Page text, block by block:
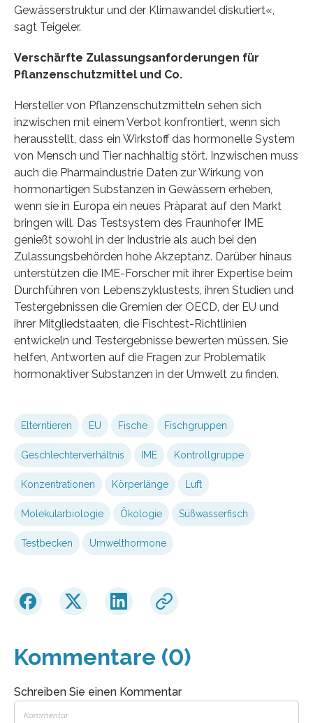
Gewässerstruktur und der Klimawandel diskutiert«,
sagt Teigeler.
Verschärfte Zulassungsanforderungen für
Pflanzenschutzmittel und Co.
Hersteller von Pflanzenschutzmitteln sehen sich
inzwischen mit einem Verbot konfrontiert, wenn sich
herausstellt, dass ein Wirkstoff das hormonelle System
von Mensch und Tier nachhaltig stört. Inzwischen muss
auch die Pharmaindustrie Daten zur Wirkung von
hormonartigen Substanzen in Gewässern erheben,
wenn sie in Europa ein neues Präparat auf den Markt
bringen will. Das Testsystem des Fraunhofer IME
genießt sowohl in der Industrie als auch bei den
Zulassungsbehörden hohe Akzeptanz. Darüber hinaus
unterstützen die IME-Forscher mit ihrer Expertise beim
Durchführen von Lebenszyklustests, ihren Studien und
Testergebnissen die Gremien der OECD, der EU und
ihrer Mitgliedstaaten, die Fischtest-Richtlinien
entwickeln und Testergebnisse bewerten müssen. Sie
helfen, Antworten auf die Fragen zur Problematik
hormonaktiver Substanzen in der Umwelt zu finden.
Elterntieren EU Fische Fischgruppen
Geschlechterverhältnis IME Kontrollgruppe
Konzentrationen Körperlänge Luft
Molekularbiologie Ökologie Süßwasserfisch
Testbecken Umwelthormone
Kommentare (0)
Schreiben Sie einen Kommentar